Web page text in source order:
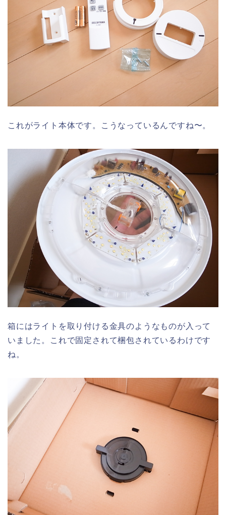
これがライト本体です。こうなっているんですね〜。
箱にはライトを取り付ける金具のようなものが入って
いました。これで固定されて梱包されているわけです
ね。